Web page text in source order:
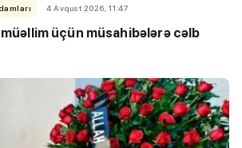
4 Avqust 2026, 11:47
üçün müsahibələrə cəlb